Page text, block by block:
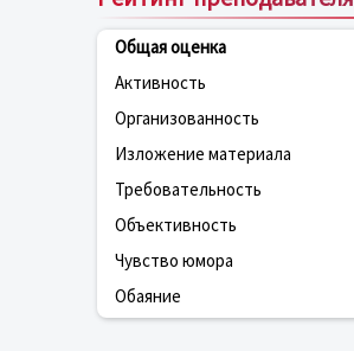
Общая оценка
Активность
Организованность
Изложение материала
Требовательность
Объективность
Чувство юмора
Обаяние